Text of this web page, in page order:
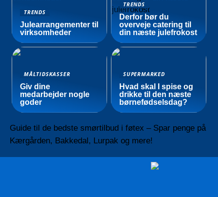
TRENDS
Julearrangementer til
virksomheder
TRENDS
Derfor bør du
overveje catering til
din næste julefrokost
MÅLTIDSKASSER
Giv dine
medarbejder nogle
goder
SUPERMARKED
Hvad skal I spise og
drikke til den næste
børnefødselsdag?
Guide til de bedste smørtilbud i føtex – Spar penge på
Kærgården, Bakkedal, Lurpak og mere!